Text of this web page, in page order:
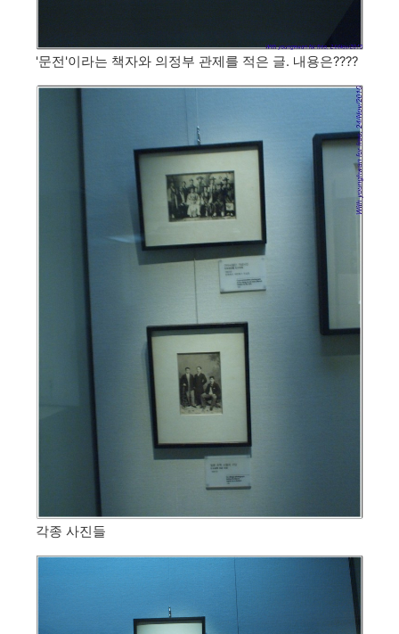
'문전'이라는 책자와 의정부 관제를 적은 글. 내용은????
각종 사진들